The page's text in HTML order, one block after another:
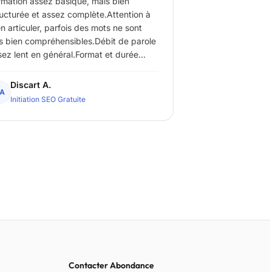
et assez complète.Attention à
articuler, parfois des mots ne sont
bien compréhensibles.Débit de parole
lent en général.Format et durée
Discart A.
Initiation SEO Gratuite
Contacter Abondance